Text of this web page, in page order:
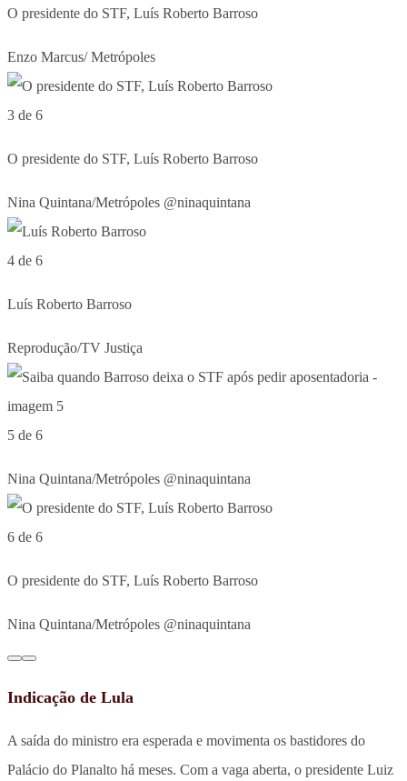
O presidente do STF, Luís Roberto Barroso
Enzo Marcus/ Metrópoles
3 de 6
O presidente do STF, Luís Roberto Barroso
Nina Quintana/Metrópoles @ninaquintana
4 de 6
Luís Roberto Barroso
Reprodução/TV Justiça
5 de 6
Nina Quintana/Metrópoles @ninaquintana
6 de 6
O presidente do STF, Luís Roberto Barroso
Nina Quintana/Metrópoles @ninaquintana
Indicação de Lula
A saída do ministro era esperada e movimenta os bastidores do
Palácio do Planalto há meses. Com a vaga aberta, o presidente Luiz